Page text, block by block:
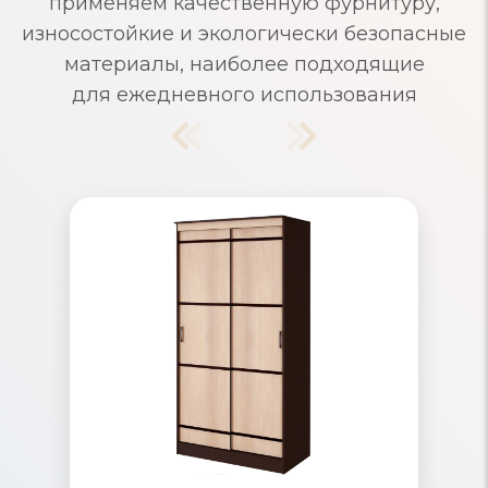
износостойкие и экологически безопасные
материалы, наиболее подходящие
для ежедневного использования
Шкафы-купе узкие
Узкие шкафы-купе из современных
материалов с продуманным
прихожей, ниши и на балкон